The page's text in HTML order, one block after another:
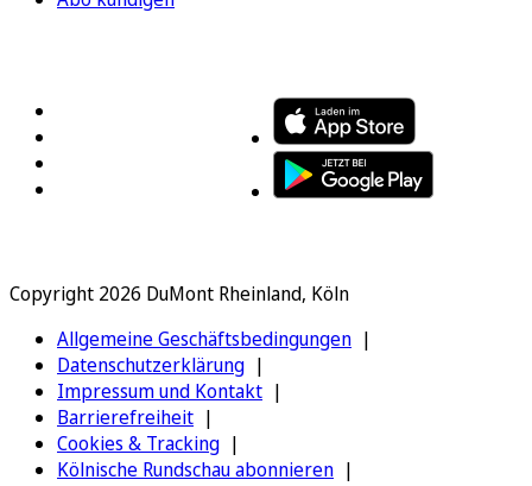
Copyright 2026 DuMont Rheinland, Köln
Allgemeine Geschäftsbedingungen
Datenschutzerklärung
Impressum und Kontakt
Barrierefreiheit
Cookies & Tracking
Kölnische Rundschau abonnieren